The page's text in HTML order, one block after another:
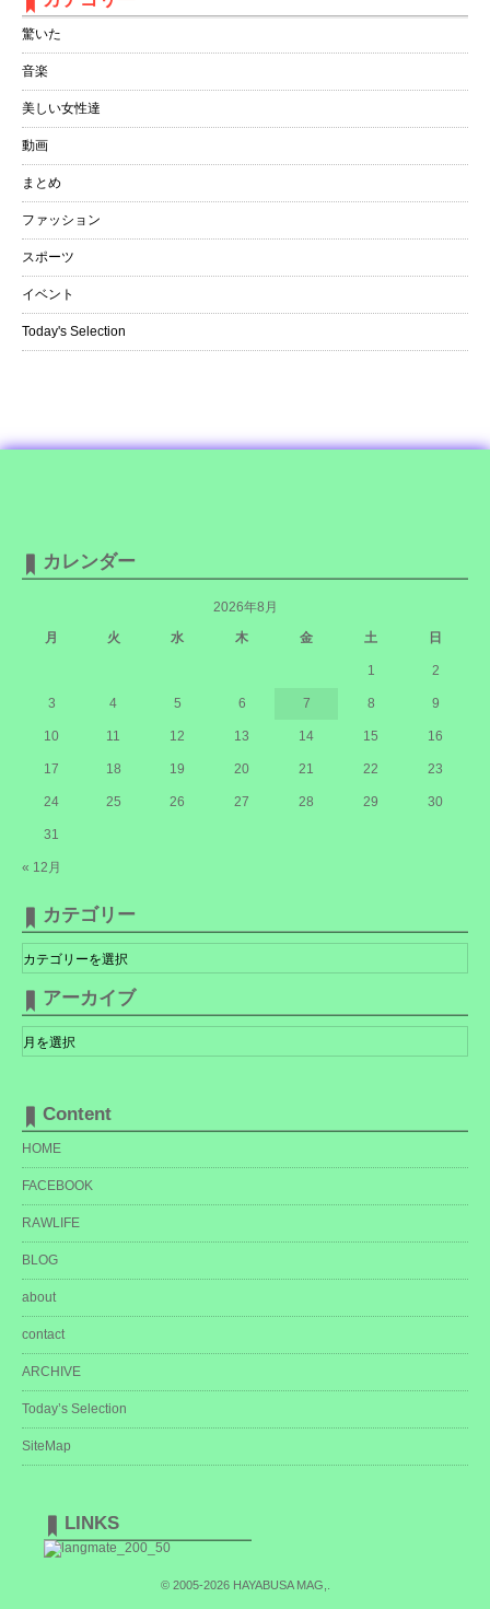
驚いた
音楽
美しい女性達
動画
まとめ
ファッション
スポーツ
イベント
Today's Selection
カレンダー
2026年8月
月
火 水 木 金 土 日
« 12月
1 2
3 4 5 6 7 8 9
10 11 12 13 14 15 16
17 18 19 20 21 22 23
24 25 26 27 28 29 30
31
カテゴリー
テ
ゴ
リ
ー
アーカイブ
ー
カ
Content
HOME
FACEBOOK
RAWLIFE
BLOG
about
contact
ARCHIVE
Today’s Selection
SiteMap
LINKS
© 2005-2026 HAYABUSA MAG,